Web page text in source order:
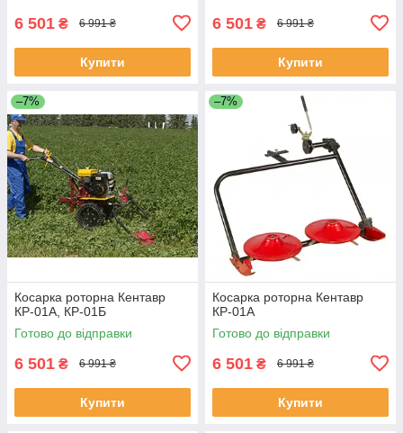
6 501 ₴ 6 991 ₴
Купити
6 501 ₴ 6 991 ₴
Купити
–7%
Косарка роторна Кентавр
КР-01А, КР-01Б
Готово до відправки
6 501 ₴ 6 991 ₴
Купити
–7%
Косарка роторна Кентавр
КР-01А
Готово до відправки
6 501 ₴ 6 991 ₴
Купити